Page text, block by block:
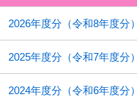
2026年度分（令和8年度分）
2025年度分（令和7年度分）
2024年度分（令和6年度分）